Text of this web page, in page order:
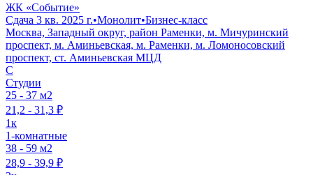
ЖК «Событие»
Сдача 3 кв. 2025 г.•Монолит•Бизнес-класс
Москва, Западный округ, район Раменки, м. Мичуринский
проспект, м. Аминьевская, м. Раменки, м. Ломоносовский
проспект, ст. Аминьевская МЦД
C
Студии
25 - 37 м2
21,2 - 31,3 ₽
1к
1-комнатные
38 - 59 м2
28,9 - 39,9 ₽